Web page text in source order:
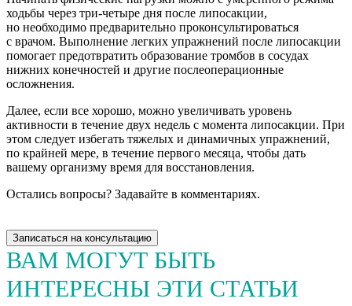
ходьбы через три-четыре дня после липосакции,
но необходимо предварительно проконсультироваться
с врачом. Выполнение легких упражнений после липосакции
помогает предотвратить образование тромбов в сосудах
нижних конечностей и другие послеоперационные
осложнения.
Далее, если все хорошо, можно увеличивать уровень
активности в течение двух недель с момента липосакции. При
этом следует избегать тяжелых и динамичных упражнений,
по крайней мере, в течение первого месяца, чтобы дать
вашему организму время для восстановления.
Остались вопросы? Задавайте в комментариях.
Записаться на консультацию
ВАМ МОГУТ БЫТЬ
ИНТЕРЕСНЫ ЭТИ СТАТЬИ